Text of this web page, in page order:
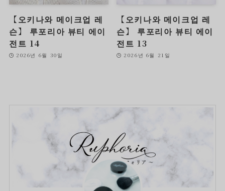
【오키나와 메이크업 레
슨】 루포리아 뷰티 에이
전트 14
2026년 6월 30일
【오키나와 메이크업 레
슨】 루포리아 뷰티 에이
전트 13
2026년 6월 21일